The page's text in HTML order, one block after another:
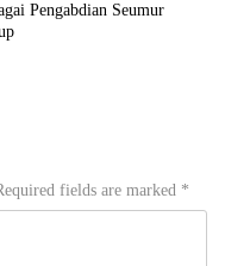
Pengabdian Seumur
fields are marked *